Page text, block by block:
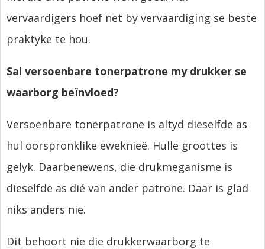
vervaardigers hoef net by vervaardiging se beste
praktyke te hou.
Sal versoenbare tonerpatrone my drukker se
waarborg beïnvloed?
Versoenbare tonerpatrone is altyd dieselfde as
hul oorspronklike eweknieë. Hulle groottes is
gelyk. Daarbenewens, die drukmeganisme is
dieselfde as dié van ander patrone. Daar is glad
niks anders nie.
Dit behoort nie die drukkerwaarborg te